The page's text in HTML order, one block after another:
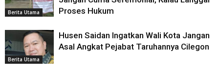
Berita Utama
Proses Hukum
Berita Utama
Husen Saidan Ingatkan Wali Kota Jangan
Asal Angkat Pejabat Taruhannya Cilegon